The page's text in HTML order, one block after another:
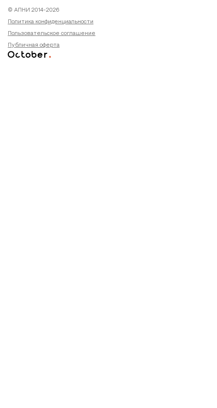
© АПНИ 2014-2026
Политика конфиденциальности
Пользовательское соглашение
Публичная оферта